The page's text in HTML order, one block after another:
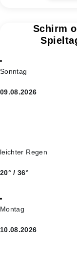
Schirm
Sonntag
09.08.2026
leichter Regen
20° / 36°
Montag
10.08.2026